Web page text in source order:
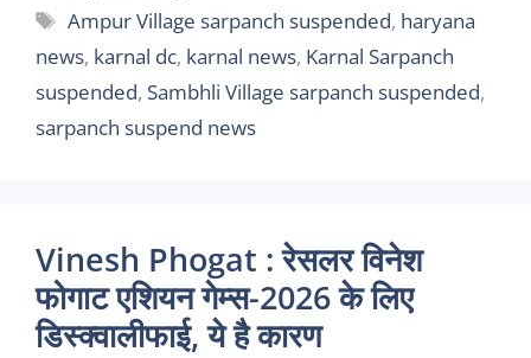
Tags
Ampur Village sarpanch suspended, haryana
news, karnal dc, karnal news, Karnal Sarpanch
suspended, Sambhli Village sarpanch suspended,
sarpanch suspend news
Vinesh Phogat : रेसलर विनेश
फोगाट एशियन गेम्स-2026 के लिए
डिस्क्वालीफाई, ये है कारण